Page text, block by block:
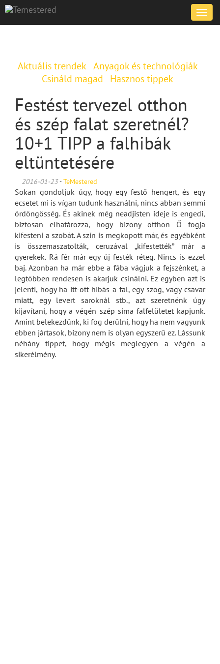
Toggle
Aktuális trendek Anyagok és technológiák
Csináld magad
Hasznos tippek
Festést tervezel otthon
és szép falat szeretnél?
10+1 TIPP a falhibák
eltüntetésére
2016-01-23-TeMestered
Sokan gondoljuk úgy, hogy egy festő hengert, és egy
ecsetet mi is vígan tudunk használni, nincs abban semmi
ördöngösség. És akinek még neadjisten ideje is engedi,
biztosan elhatározza, hogy bizony otthon Ő fogja
kifesteni a szobát. A szín is megkopott már, és egyébként
is összemaszatolták, ceruzával „kifestették” már a
gyerekek. Rá fér már egy új festék réteg. Nincs is ezzel
baj. Azonban ha már ebbe a fába vágjuk a fejszénket, a
legtöbben rendesen is akarjuk csinálni. Ez egyben azt is
jelenti, hogy ha itt-ott hibás a fal, egy szög, vagy csavar
miatt, egy levert saroknál stb., azt szeretnénk úgy
kijavítani, hogy a végén szép sima falfelületet kapjunk.
Amint belekezdünk, ki fog derülni, hogy ha nem vagyunk
ebben jártasok, bizony nem is olyan egyszerű ez. Lássunk
néhány tippet, hogy mégis meglegyen a végén a
sikerélmény.